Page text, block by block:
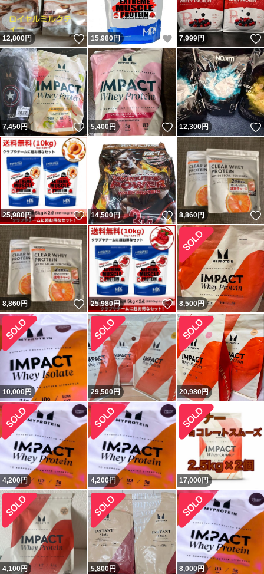
12,800円 いいね！
15,980円 いいね！
7,999円
7,450円 いいね！
5,400円 いいね！
12,300円
25,980円 いいね！
14,500円 いいね！
8,860円
8,860円 いいね！
25,980円 いいね！
8,500円
10,000円 29,500円 20,980円
4,200円 4,200円 17,000円
4,100円 5,800円 8,000円